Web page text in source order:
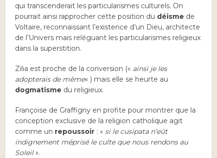
qui transcenderait les particularismes culturels. On
pourrait ainsi rapprocher cette position du déisme de
Voltaire, reconnaissant l’existence d’un Dieu, architecte
de l’Univers mais reléguant les particularismes religieux
dans la superstition.
Zilia est proche de la conversion (« ainsi je les
adopterais de même« ) mais elle se heurte au
dogmatisme du religieux.
Françoise de Graffigny en profite pour montrer que la
conception exclusive de la religion catholique agit
comme un repoussoir : « si le cusipata n’eût
indignement méprisé le culte que nous rendons au
Soleil».